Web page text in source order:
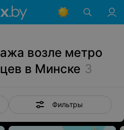
возле метро
в Минске 3
Фильтры